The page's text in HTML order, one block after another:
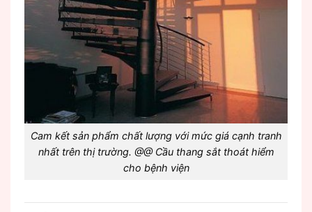
Cam kết sản phẩm chất lượng với mức giá cạnh tranh
nhất trên thị trường. @@ Cầu thang sắt thoát hiểm
cho bệnh viện